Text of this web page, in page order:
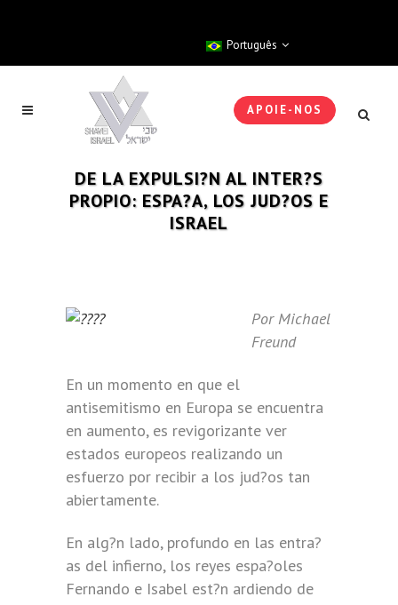
Português
APOIE-NOS
DE LA EXPULSI?N AL INTER?S
PROPIO: ESPA?A, LOS JUD?OS E
ISRAEL
Por Michael
Freund
En un momento en que el
antisemitismo en Europa se encuentra
en aumento, es revigorizante ver
estados europeos realizando un
esfuerzo por recibir a los jud?os tan
abiertamente.
En alg?n lado, profundo en las entra?
as del infierno, los reyes espa?oles
Fernando e Isabel est?n ardiendo de